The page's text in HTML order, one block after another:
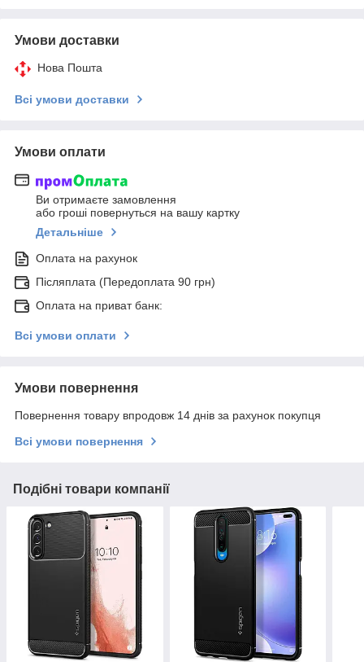
Умови доставки
Нова Пошта
Всі умови доставки
Умови оплати
Ви отримаєте замовлення
або гроші повернуться на вашу картку
Детальніше
Оплата на рахунок
Післяплата (Передоплата 90 грн)
Оплата на приват банк:
Всі умови оплати
Умови повернення
Повернення товару впродовж 14 днів за рахунок покупця
Всі умови повернення
Подібні товари компанії